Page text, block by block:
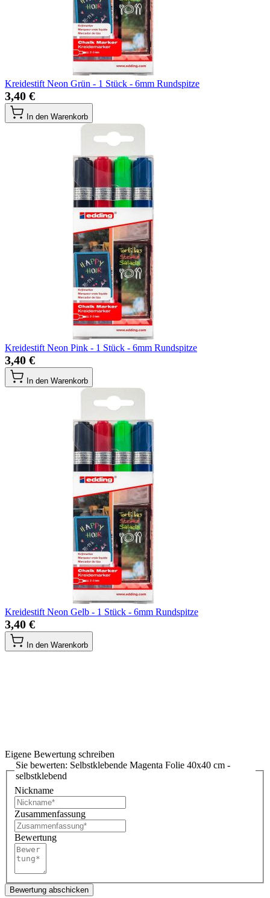
Kreidestift Neon Grün - 1 Stück - 6mm Rundspitze
3,40 €
In den Warenkorb
Kreidestift Neon Pink - 1 Stück - 6mm Rundspitze
3,40 €
In den Warenkorb
Kreidestift Neon Gelb - 1 Stück - 6mm Rundspitze
3,40 €
In den Warenkorb
Eigene Bewertung schreiben
Sie bewerten: Selbstklebende Magenta Folie 40x40 cm -
selbstklebend
Nickname
Zusammenfassung
Bewertung
Bewertung abschicken